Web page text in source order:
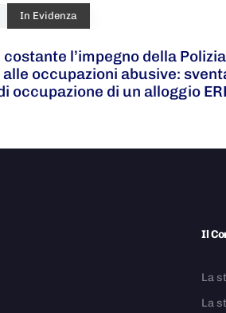
In Evidenza
l’impegno della
occupazioni abusive:
occupazione di un alloggio
Il
La
La